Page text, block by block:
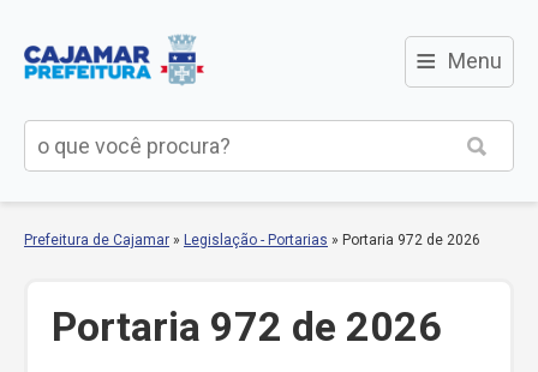
≡ Menu
Prefeitura de Cajamar » Legislação - Portarias » Portaria 972 de 2026
Portaria 972 de 2026